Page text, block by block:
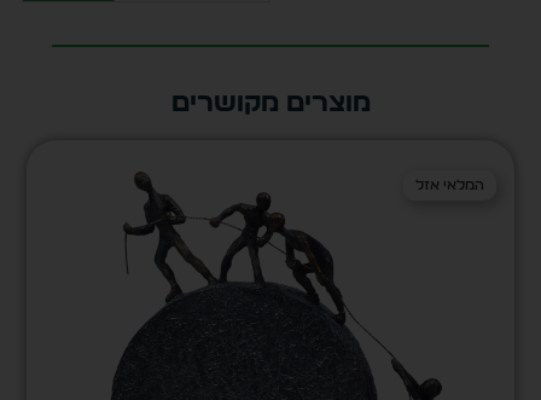
מוצרים מקושרים
המלאי אזל
המלאי אזל